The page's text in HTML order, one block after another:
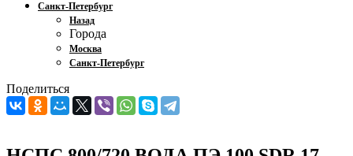
Санкт-Петербург
Назад
Города
Москва
Санкт-Петербург
Поделиться